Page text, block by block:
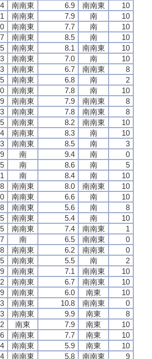
南南東 6.9 南南東
10
南南東 7.9 南
10
南南東 7.7 南
10
南南東 8.5 南
10
南南東 8.1 南南東
10
南南東 7.0 南
10
南南東 6.7 南南東
8
南南東 6.8 南
2
南南東 7.8 南
10
南南東 7.9 南南東
8
南南東 7.8 南南東
8
南南東 8.2 南南東
10
南南東 8.3 南
10
南南東 8.5 南
3
南 9.4 南
0
南 8.6 南
5
南 8.4 南
10
南南東 8.0 南南東
10
南南東 6.6 南
10
南南東 5.6 南
8
南南東 5.4 南
10
南南東 7.4 南南東
1
南 6.5 南南東
0
南南東 6.2 南南東
0
南南東 5.5 南
2
南南東 7.1 南南東
10
南南東 6.7 南南東
10
南南東 6.0 南東
10
南南東 10.8 南南東
0
南南東 9.9 南東
8
南東 7.9 南東
10
南南東 7.7 南東
10
南南東 5.9 南東
10
南南東 5.8 南南東
9